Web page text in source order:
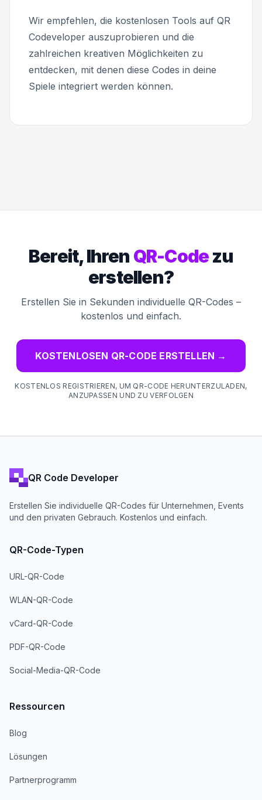
Wir empfehlen, die kostenlosen Tools auf QR
Codeveloper auszuprobieren und die
zahlreichen kreativen Möglichkeiten zu
entdecken, mit denen diese Codes in deine
Spiele integriert werden können.
Bereit, Ihren QR-Codezu
erstellen?
Erstellen Sie in Sekunden individuelle QR-Codes –
kostenlos und einfach.
KOSTENLOSEN QR-CODE ERSTELLEN →
KOSTENLOS REGISTRIEREN, UM QR-CODE HERUNTERZULADEN,
ANZUPASSEN UND ZU VERFOLGEN
QR Code Developer
Erstellen Sie individuelle QR-Codes für Unternehmen, Events
und den privaten Gebrauch. Kostenlos und einfach.
QR-Code-Typen
URL-QR-Code
WLAN-QR-Code
vCard-QR-Code
PDF-QR-Code
Social-Media-QR-Code
Ressourcen
Blog
Lösungen
Partnerprogramm